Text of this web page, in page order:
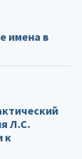
имена в
Л.С.
к